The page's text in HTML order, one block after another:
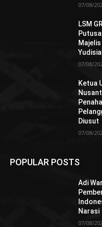
07/08/
LSM
07/08/
Ketua
Diusut
07/08/
POPULAR POSTS
Adi
Narasi
07/08/